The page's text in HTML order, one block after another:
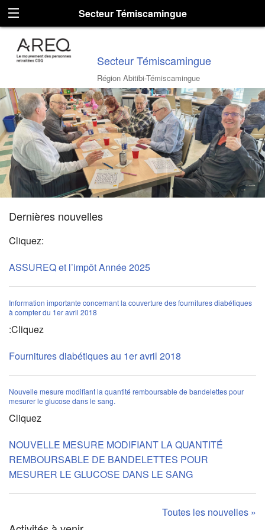
Secteur Témiscamingue
Secteur Témiscamingue
Région Abitibi-Témiscamingue
Dernières nouvelles
Cliquez:
ASSUREQ et l’impôt Année 2025
Information importante concernant la couverture des fournitures diabétiques
à compter du 1er avril 2018
:Cliquez
Fournitures diabétiques au 1er avril 2018
Nouvelle mesure modifiant la quantité remboursable de bandelettes pour
mesurer le glucose dans le sang.
Cliquez
NOUVELLE MESURE MODIFIANT LA QUANTITÉ
REMBOURSABLE DE BANDELETTES POUR
MESURER LE GLUCOSE DANS LE SANG
Toutes les nouvelles »